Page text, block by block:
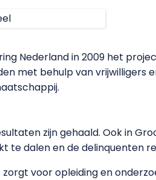
Nederland in 2009 het
met behulp van vrijwilligers
zijn gehaald. Ook in
te dalen en de delinquenten
voor opleiding en